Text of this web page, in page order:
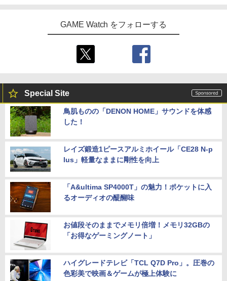
GAME Watch をフォローする
Special Site
鳥肌ものの「DENON HOME」サウンドを体感
した！
レイズ鍛造1ピースアルミホイール「CE28 N-p
lus」軽量なままに剛性を向上
「A&ultima SP4000T」の魅力！ポケットに入
るオーディオの醍醐味
お値段そのままでメモリ倍増！メモリ32GBの
「お得なゲーミングノート」
ハイグレードテレビ「TCL Q7D Pro」。圧巻の
色彩美で映画＆ゲームが極上体験に